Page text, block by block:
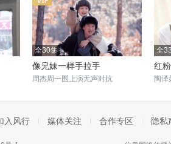
全30集
像兄妹一样手拉手
周杰周一围上演无声对抗
全
红粉
陶泽
入风行 媒体关注 合作专区 隐私